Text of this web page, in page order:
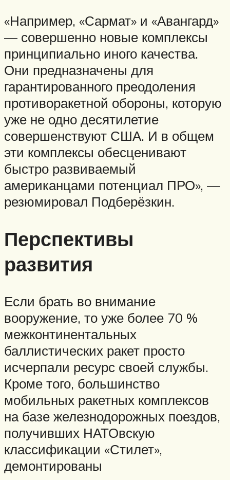
«Например, «Сармат» и «Авангард»
— совершенно новые комплексы
принципиально иного качества.
Они предназначены для
гарантированного преодоления
противоракетной обороны, которую
уже не одно десятилетие
совершенствуют США. И в общем
эти комплексы обесценивают
быстро развиваемый
американцами потенциал ПРО», —
резюмировал Подберёзкин.
Перспективы
развития
Если брать во внимание
вооружение, то уже более 70 %
межконтинентальных
баллистических ракет просто
исчерпали ресурс своей службы.
Кроме того, большинство
мобильных ракетных комплексов
на базе железнодорожных поездов,
получивших НАТОвскую
классификации «Стилет»,
демонтированы